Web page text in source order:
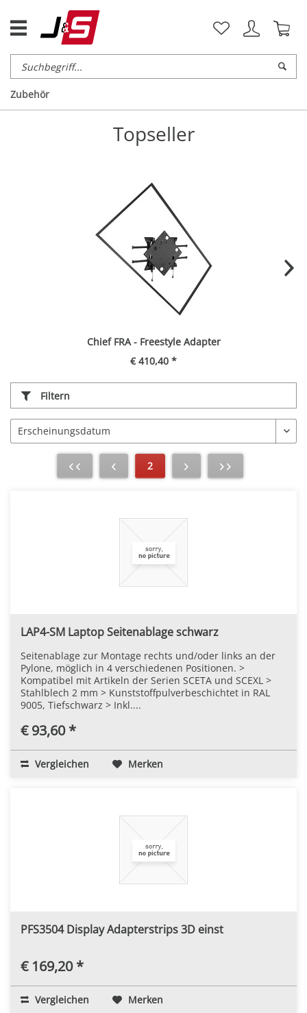
Zubehör
Topseller
Chief FRA - Freestyle Adapter
€ 410,40 *
Filtern
2
LAP4-SM Laptop Seitenablage schwarz
Seitenablage zur Montage rechts und/oder links an der
Pylone, möglich in 4 verschiedenen Positionen. >
Kompatibel mit Artikeln der Serien SCETA und SCEXL >
Stahlblech 2 mm > Kunststoffpulverbeschichtet in RAL
9005, Tiefschwarz > Inkl....
€ 93,60 *
Vergleichen Merken
PFS3504 Display Adapterstrips 3D einst
€ 169,20 *
Vergleichen Merken